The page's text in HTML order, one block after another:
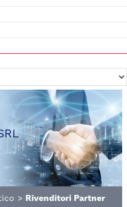
> Rivenditori Partner